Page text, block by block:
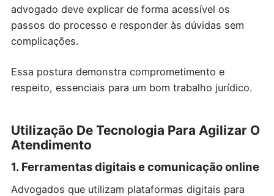
advogado deve explicar de forma acessível os
passos do processo e responder às dúvidas sem
complicações.
Essa postura demonstra comprometimento e
respeito, essenciais para um bom trabalho jurídico.
Utilização De Tecnologia Para Agilizar O
Atendimento
1. Ferramentas digitais e comunicação online
Advogados que utilizam plataformas digitais para